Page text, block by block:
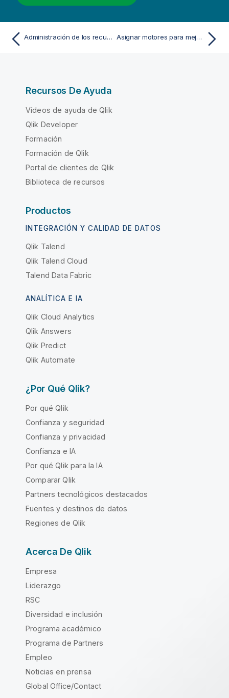
Administración de los recursos Asignar motores para mejorar el rendimiento de la aplicación
Recursos De Ayuda
Vídeos de ayuda de Qlik
Qlik Developer
Formación
Formación de Qlik
Portal de clientes de Qlik
Biblioteca de recursos
Productos
INTEGRACIÓN Y CALIDAD DE DATOS
Qlik Talend
Qlik Talend Cloud
Talend Data Fabric
ANALÍTICA E IA
Qlik Cloud Analytics
Qlik Answers
Qlik Predict
Qlik Automate
¿Por Qué Qlik?
Por qué Qlik
Confianza y seguridad
Confianza y privacidad
Confianza e IA
Por qué Qlik para la IA
Comparar Qlik
Partners tecnológicos destacados
Fuentes y destinos de datos
Regiones de Qlik
Acerca De Qlik
Empresa
Liderazgo
RSC
Diversidad e inclusión
Programa académico
Programa de Partners
Empleo
Noticias en prensa
Global Office/Contact